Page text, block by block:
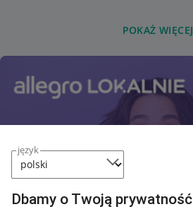
język
Dbamy o Twoją prywatność
POKAŻ WIĘCEJ